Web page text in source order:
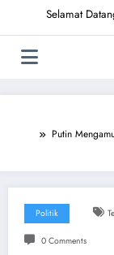
Selamat
Putin
Politik
0 Comments